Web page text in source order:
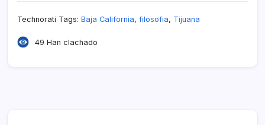
Technorati Tags: Baja California, filosofia, Tijuana
49 Han clachado